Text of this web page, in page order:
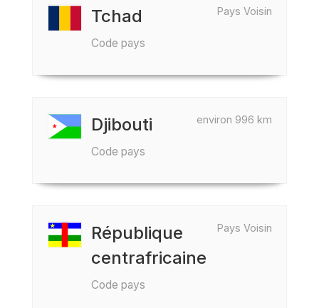
Pays Voisin
Tchad
Code pays
environ 996 km
Djibouti
Code pays
Pays Voisin
République
centrafricaine
Code pays